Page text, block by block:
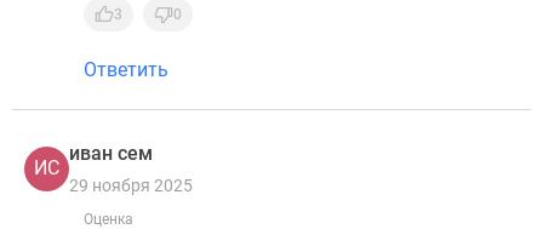
3 0
Ответить
ИС
иван сем
29 ноября 2025
Оценка